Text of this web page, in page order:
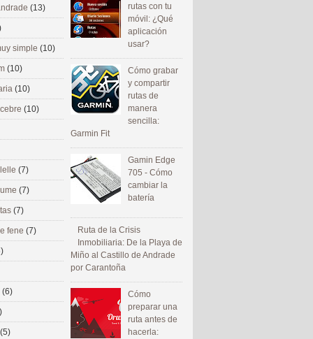
rutas con tu
móvil: ¿Qué
aplicación
usar?
Cómo grabar
y compartir
rutas de
manera
sencilla:
Garmin Fit
Gamin Edge
705 - Cómo
cambiar la
batería
Ruta de la Crisis
Inmobiliaria: De la Playa de
Miño al Castillo de Andrade
por Carantoña
Cómo
preparar una
ruta antes de
hacerla:
(13)
simple (10)
(10)
(10)
(10)
(7)
(7)
(7)
fene (7)
(6)
(5)